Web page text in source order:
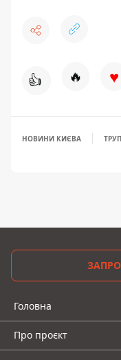
👍 🔥 ♥
НОВИНИ КИЄВА ТРУП
Головна
Про проєкт